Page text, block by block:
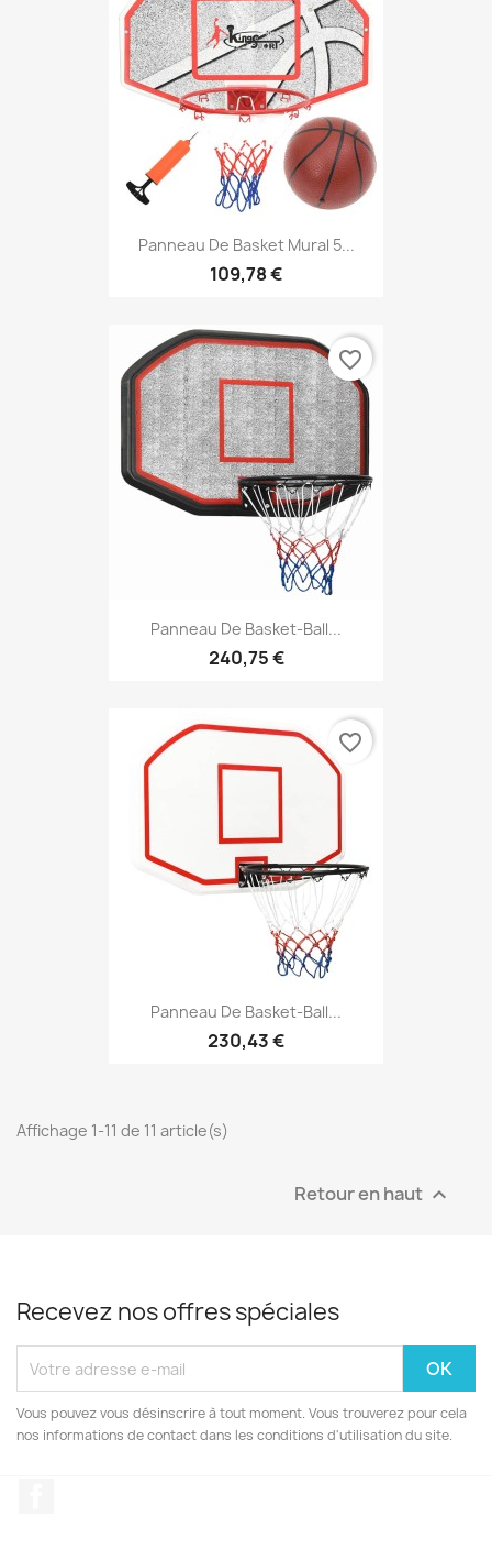
Panneau De Basket Mural 5...
109,78 €
Panneau De Basket-Ball...
240,75 €
favorite_border
Panneau De Basket-Ball...
230,43 €
favorite_border
Affichage 1-11 de 11 article(s)
Retour en haut 
Recevez nos offres spéciales
Vous pouvez vous désinscrire à tout moment. Vous trouverez pour cela
nos informations de contact dans les conditions d'utilisation du site.